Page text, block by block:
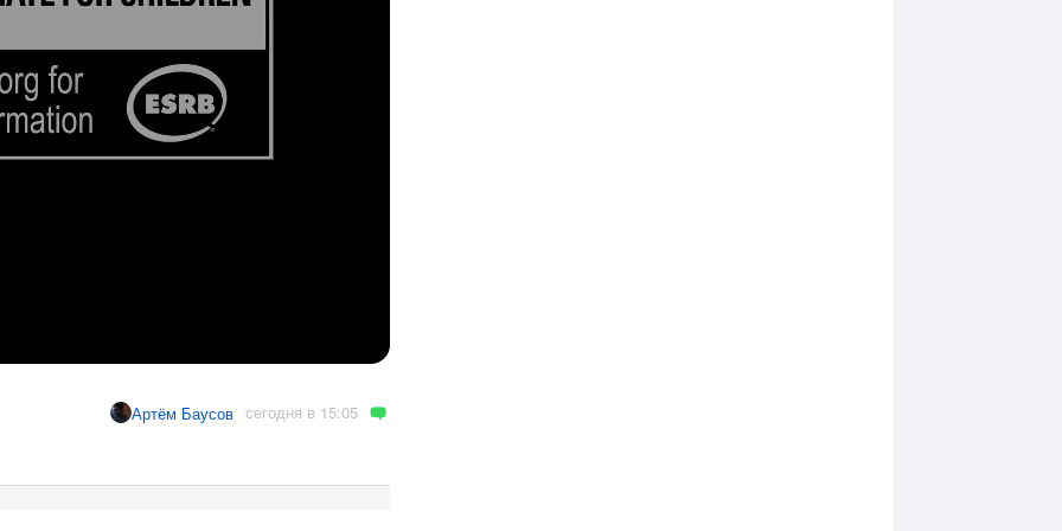
Артём Баусов сегодня в 15:05